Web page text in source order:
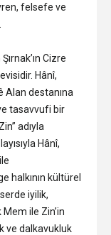
felsefe ve
Cizre
Hânî,
Alan destanına
tasavvufi bir
adıyla
Hânî,
halkının kültürel
iyilik,
ile Zin’in
ve dalkavukluk